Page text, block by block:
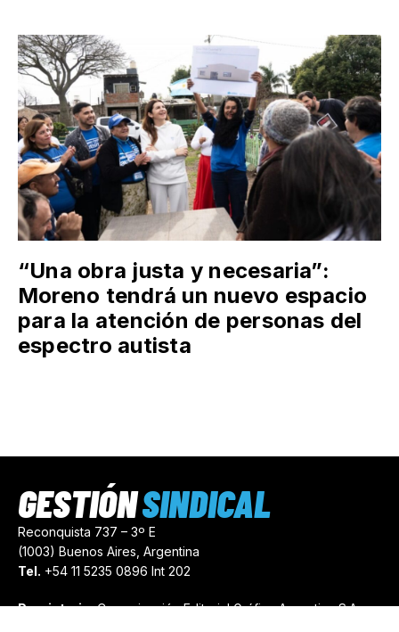
“Una obra justa y necesaria”:
Moreno tendrá un nuevo espacio
para la atención de personas del
espectro autista
Reconquista 737 – 3º E
(1003) Buenos Aires, Argentina
Tel. +54 11 5235 0896 Int 202
Propietario:Comunicación Editorial Gráfica Argentina S.A.
GESTIÓNSINDICAL